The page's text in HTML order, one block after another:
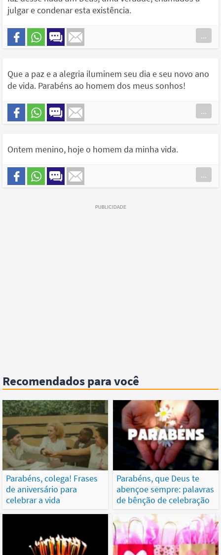
julgar e condenar esta existência.
...
Que a paz e a alegria iluminem seu dia e seu novo ano
de vida. Parabéns ao homem dos meus sonhos!
...
Ontem menino, hoje o homem da minha vida.
...
Recomendados para você
Parabéns, colega! Frases
de aniversário para
celebrar a vida
Parabéns, que Deus te
abençoe sempre: palavras
de bênção de celebração